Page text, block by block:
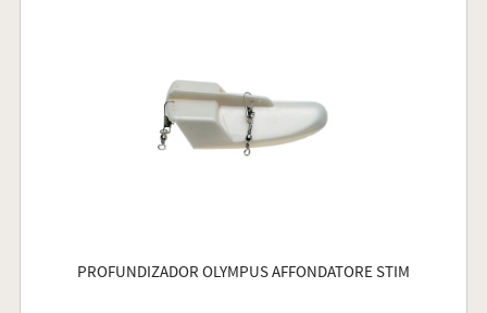
PROFUNDIZADOR OLYMPUS AFFONDATORE STIM